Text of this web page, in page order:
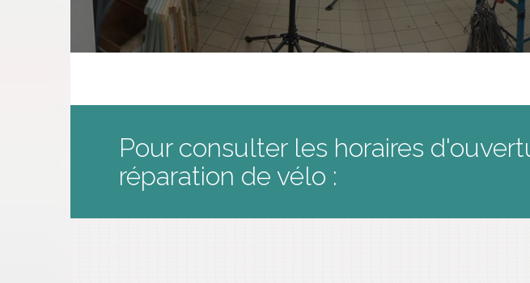
Pour consulter les horaires
réparation de vélo :